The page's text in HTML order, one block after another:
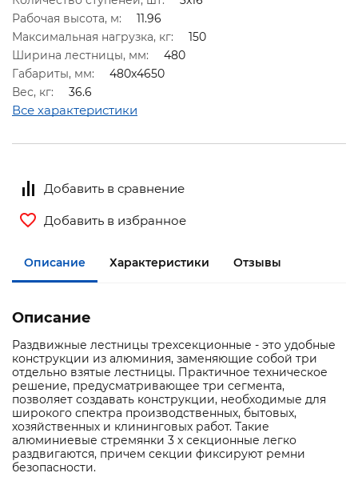
Рабочая высота, м:
11.96
Максимальная нагрузка, кг:
150
Ширина лестницы, мм:
480
Габариты, мм:
480x4650
Вес, кг:
36.6
Все характеристики
Добавить в сравнение
Добавить в избранное
Описание Характеристики Отзывы
Описание
Раздвижные лестницы трехсекционные - это удобные
конструкции из алюминия, заменяющие собой три
отдельно взятые лестницы. Практичное техническое
решение, предусматривающее три сегмента,
позволяет создавать конструкции, необходимые для
широкого спектра производственных, бытовых,
хозяйственных и клининговых работ. Такие
алюминиевые стремянки 3 х секционные легко
раздвигаются, причем секции фиксируют ремни
безопасности.